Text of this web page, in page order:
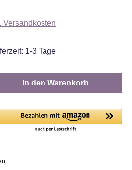
Versandkosten
1-3 Tage
den gewünschten
In den Warenkorb